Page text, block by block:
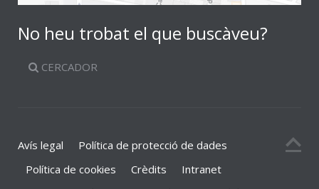
No heu trobat el que buscàveu?
CERCADOR
Avís legal
Política de protecció de dades
Política de cookies
Crèdits
Intranet